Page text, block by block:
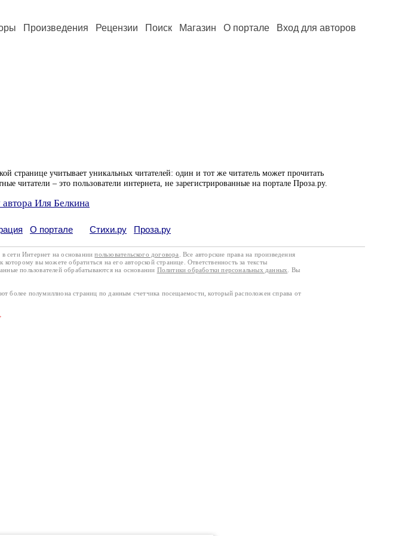
Произведения Рецензии Поиск Магазин О портале Вход для авторов
странице учитывает уникальных читателей: один и тот же читатель может прочитать
читатели – это пользователи интернета, не зарегистрированные на портале Проза.ру.
Иля Белкина
О портале Стихи.ру Проза.ру
в сети Интернет на основаниипользовательского договора
. Все авторские права на произведения
которому вы можете обратиться на его авторской странице. Ответственность за тексты
пользователей обрабатываются на основании Политики обработки персональных данных
. Вы
более полумиллиона страниц по данным счетчика посещаемости, который расположен справа от